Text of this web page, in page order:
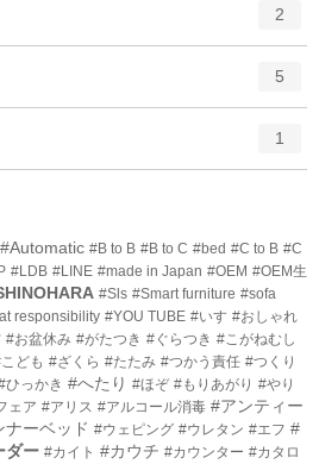
2
5
1
#Automatic #B to B #B to C #bed #C to B #C
#LDB #LINE #made in Japan #OEM #OEM生
#Sls #Smart furniture #sofa
responsibility #YOU TUBE #いす #おしゃれ
#お盆休み #がたつき #ぐらつき #こがねむし
ども #ざくら #たたみ #つかう責任 #つくり
ひっかき #へたり #ほぞ #もりあがり #やり
ェア #アリス #アルコール消毒 #アンティー
ナーベッド #ウェピング #ウレタン #エフ #
ダー #カイト #カウチ #カウンター #カタロ